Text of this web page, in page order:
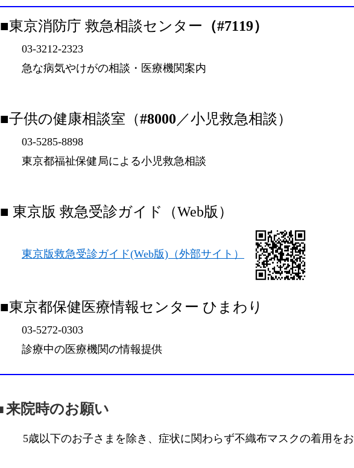
■東京消防庁 救急相談センター （#7119）
03-3212-2323
急な病気やけがの相談・医療機関案内
■子供の健康相談室（#8000 ／小児救急相談）
03-5285-8898
東京都福祉保健局による小児救急相談
■ 東京版 救急受診ガイド（Web版）
東京版救急受診ガイド(Web版)（外部サイト）
■東京都保健医療情報センター ひまわり
03-5272-0303
診療中の医療機関の情報提供
来院時のお願い
5歳以下のお子さまを除き、症状に関わらず不織布マスクの着用を